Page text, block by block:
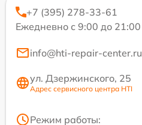
+7 (395) 278-33-61
Ежедневно с 9:00 до 21:00
info@hti-repair-center.ru
ул. Дзержинского, 25
Адрес сервисного центра HTI
Режим работы: